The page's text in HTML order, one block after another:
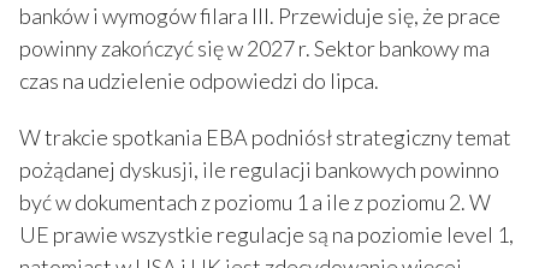
banków i wymogów filara III. Przewiduje się, że prace
powinny zakończyć się w 2027 r. Sektor bankowy ma
czas na udzielenie odpowiedzi do lipca.
W trakcie spotkania EBA podniósł strategiczny temat
pożądanej dyskusji, ile regulacji bankowych powinno
być w dokumentach z poziomu 1 a ile z poziomu 2. W
UE prawie wszystkie regulacje są na poziomie level 1,